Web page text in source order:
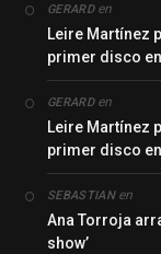
GERARDen
Leire Martínez
primer disco
GERARDen
Leire Martínez
primer disco
SEBASTIANen
Ana Torroja
show’